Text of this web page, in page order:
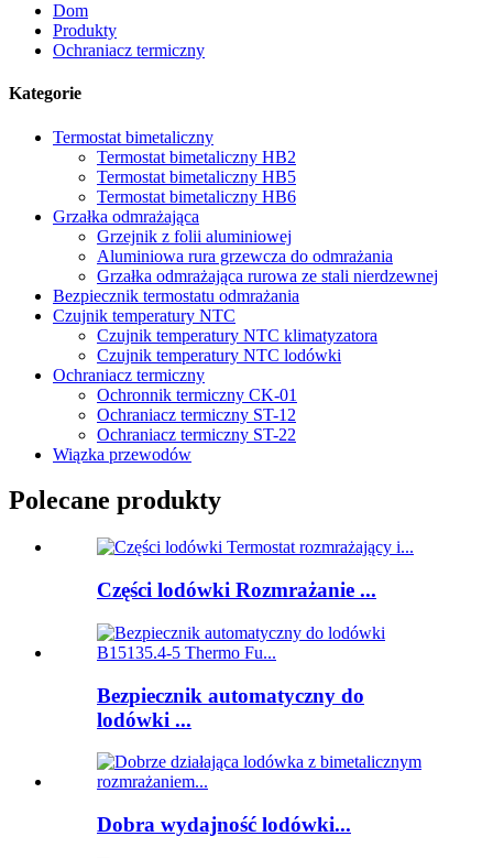
Dom
Produkty
Ochraniacz termiczny
Kategorie
Termostat bimetaliczny
Termostat bimetaliczny HB2
Termostat bimetaliczny HB5
Termostat bimetaliczny HB6
Grzałka odmrażająca
Grzejnik z folii aluminiowej
Aluminiowa rura grzewcza do odmrażania
Grzałka odmrażająca rurowa ze stali nierdzewnej
Bezpiecznik termostatu odmrażania
Czujnik temperatury NTC
Czujnik temperatury NTC klimatyzatora
Czujnik temperatury NTC lodówki
Ochraniacz termiczny
Ochronnik termiczny CK-01
Ochraniacz termiczny ST-12
Ochraniacz termiczny ST-22
Wiązka przewodów
Polecane produkty
Części lodówki Rozmrażanie ...
Bezpiecznik automatyczny do
lodówki ...
Dobra wydajność lodówki...